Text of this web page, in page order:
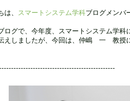
は、 スマートシステム学科ブログメンバ
ログで、今年度、スマートシステム学科
えしましたが、今回は、仲嶋 一 教授